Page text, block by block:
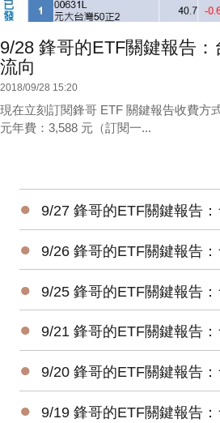
9/28 鋒哥的ETF關鍵報告
流向
2018/09/28 15:20
現在立刻訂閱鋒哥 ETF 關鍵報告收費方
元年費：3,588 元（訂閱一...
● 9/27 鋒哥的ETF關鍵報告：台股ETF每日資金
● 9/26 鋒哥的ETF關鍵報告：台股ETF每日資金
● 9/25 鋒哥的ETF關鍵報告：台股ETF每日資金
● 9/21 鋒哥的ETF關鍵報告：台股ETF每日資金
● 9/20 鋒哥的ETF關鍵報告：台股ETF每日資金
● 9/19 鋒哥的ETF關鍵報告：台股ETF每日資金